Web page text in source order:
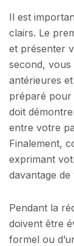
Il est
clairs. Le
et présenter
second, vous
antérieures
préparé pour
doit
entre votre
Finalement,
exprimant
davantage
Pendant la
doivent être
formel ou